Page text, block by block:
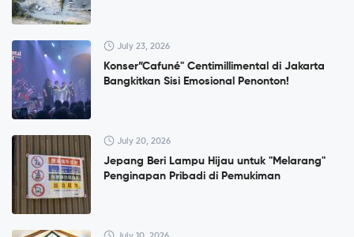
July 23, 2026
Konser”Cafuné" Centimillimental di Jakarta
Bangkitkan Sisi Emosional Penonton!
July 20, 2026
Jepang Beri Lampu Hijau untuk "Melarang"
Penginapan Pribadi di Pemukiman